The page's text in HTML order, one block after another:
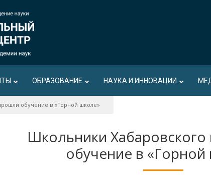
ОБРАЗОВАНИЕ НАУКА И ИННОВАЦИИ
обучение в «Горной школе»
Школьники
обучение в